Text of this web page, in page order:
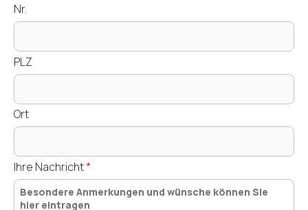
Nr.
PLZ
Ort
Ihre Nachricht*